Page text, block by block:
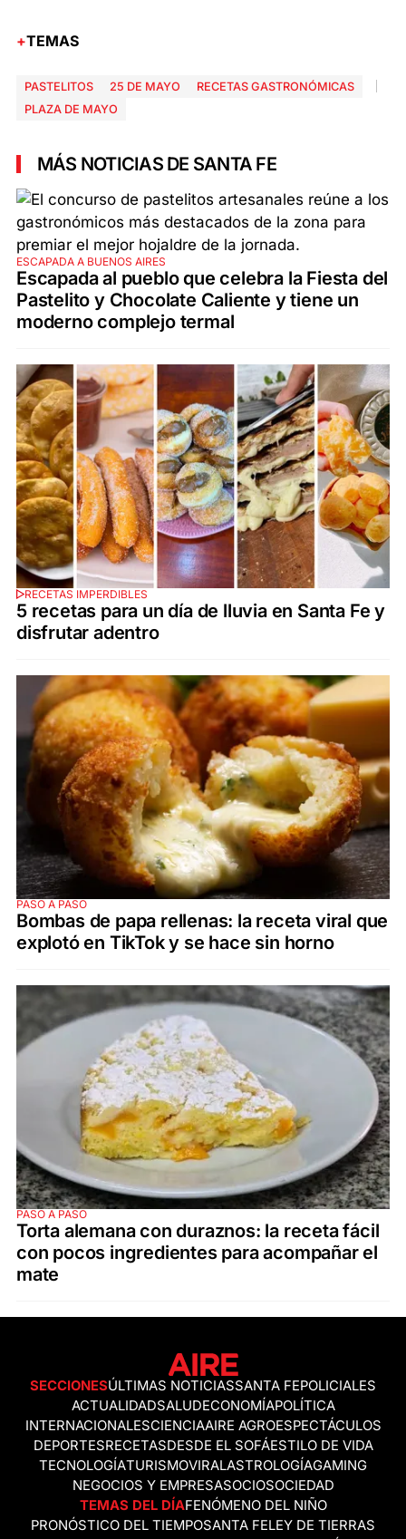
TEMAS
PASTELITOS 25 DE MAYO
RECETAS GASTRONÓMICAS
PLAZA DE MAYO
MÁS NOTICIAS DE SANTA FE
ESCAPADA A BUENOS AIRES
Escapada al pueblo que celebra la Fiesta del
Pastelito y Chocolate Caliente y tiene un
moderno complejo termal
RECETAS IMPERDIBLES
5 recetas para un día de lluvia en Santa Fe y
disfrutar adentro
PASO A PASO
Bombas de papa rellenas: la receta viral que
explotó en TikTok y se hace sin horno
PASO A PASO
Torta alemana con duraznos: la receta fácil
con pocos ingredientes para acompañar el
mate
SECCIONESÚLTIMAS NOTICIASSANTA FEPOLICIALES
ACTUALIDADSALUDECONOMÍAPOLÍTICA
INTERNACIONALESCIENCIAAIRE AGROESPECTÁCULOS
DEPORTESRECETASDESDE EL SOFÁESTILO DE VIDA
TECNOLOGÍATURISMOVIRALASTROLOGÍAGAMING
NEGOCIOS Y EMPRESASOCIOSOCIEDAD
TEMAS DEL DÍAFENÓMENO DEL NIÑO
PRONÓSTICO DEL TIEMPOSANTA FELEY DE TIERRAS